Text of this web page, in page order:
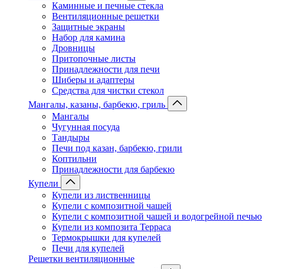
Каминные и печные стекла
Вентиляционные решетки
Защитные экраны
Набор для камина
Дровницы
Притопочные листы
Принадлежности для печи
Шиберы и адаптеры
Средства для чистки стекол
Мангалы, казаны, барбекю, гриль
Мангалы
Чугунная посуда
Тандыры
Печи под казан, барбекю, грили
Коптильни
Принадлежности для барбекю
Купели
Купели из лиственницы
Купели с композитной чашей
Купели с композитной чашей и водогрейной печью
Купели из композита Терраса
Термокрышки для купелей
Печи для купелей
Решетки вентиляционные